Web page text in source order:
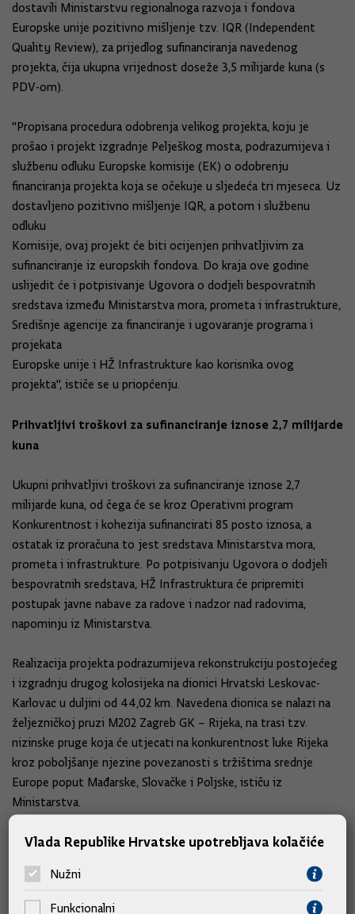
dostavili Ministarstvu regionalnoga razvoja i fondova
Europske unije pozitivno mišljenje tzv. IQR (Independent
Quality Review), za prijedlog sufinanciranja navedenog
projekta, čija ukupna vrijednost doseže 3,5 milijarde kuna (s
PDV-om).
"Propisana procedura odobrenja velikog projekta, koju je
prošao i projekt izgradnje Pelješkog mosta, podrazumijeva i
službenu odluku Europske komisije (EK) o odobrenju
financiranja projekta koja se očekuje u sljedeća tri mjeseca. Uz
dostavljeno pozitivno mišljenje IQR, a potom i službenu
odluku
Komisije, ovaj projekt će biti ocijenjen prihvatljivim za
sufinanciranje iz europskih fondova. Do kraja ove godine
uslijedit će i potpisivanje Ugovora o dodjeli bespovratnih
sredstava između Ministarstva mora, prometa i infrastrukture,
Središnje agencije za financiranje i ugovaranje programa i
projekata
Europske unije i HŽ Infrastrukture kao korisnika ovog
projekta", ističe se u priopćenju.
Prihvatljivi troškovi za sufinanciranje iznose 2,7 milijarde
kuna
Ukupni prihvatljivi troškovi za sufinanciranje iznose 2,7
milijarde kuna, od čega će se kroz Operativni program
Konkurentnost i kohezija sufinancirati 85 posto iznosa, a
ostatak iz proračuna to jest sredstava Ministarstva mora,
prometa i infrastrukture. Po potpisivanju Ugovora o dodjeli
bespovratnih sredstava, HŽ Infrastruktura će pripremiti
postupak javne nabave za radove i nadzor nad radovima,
napominju iz Ministarstva.
Realizacija projekta podrazumijeva rekonstrukciju postojećeg
i izgradnju drugog kolosijeka na dionici Hrvatski Leskovac-
Karlovac u duljini od 44,02 km. Navedena dionica se nalazi na
željezničkoj pruzi M202 Zagreb GK – Rijeka, na trasi tzv.
nizinske pruge koja će utjecati na konkurentnost luke Rijeka
kroz poboljšanje njezine povezanosti s tržištima srednje
Europe poput Mađarske, Slovačke i Poljske, ističu iz
Ministarstva.
Niz projekata sufinanciranih iz fondova EU-a
Napominju i da u svrhu realizacije projekta nizinske pruge HŽ
Infrastruktura trenutno provodi niz projekata sufinanciranih iz
Vlada Republike Hrvatske upotrebljava kolačiće
Nužni
Funkcionalni